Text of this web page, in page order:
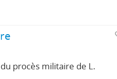
procès militaire de L.